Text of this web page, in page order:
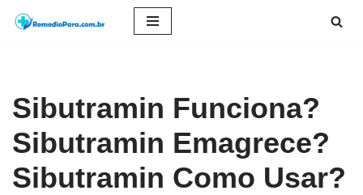
conteúdo
Sibutramin Funciona?
Sibutramin Emagrece?
Sibutramin Como Usar?